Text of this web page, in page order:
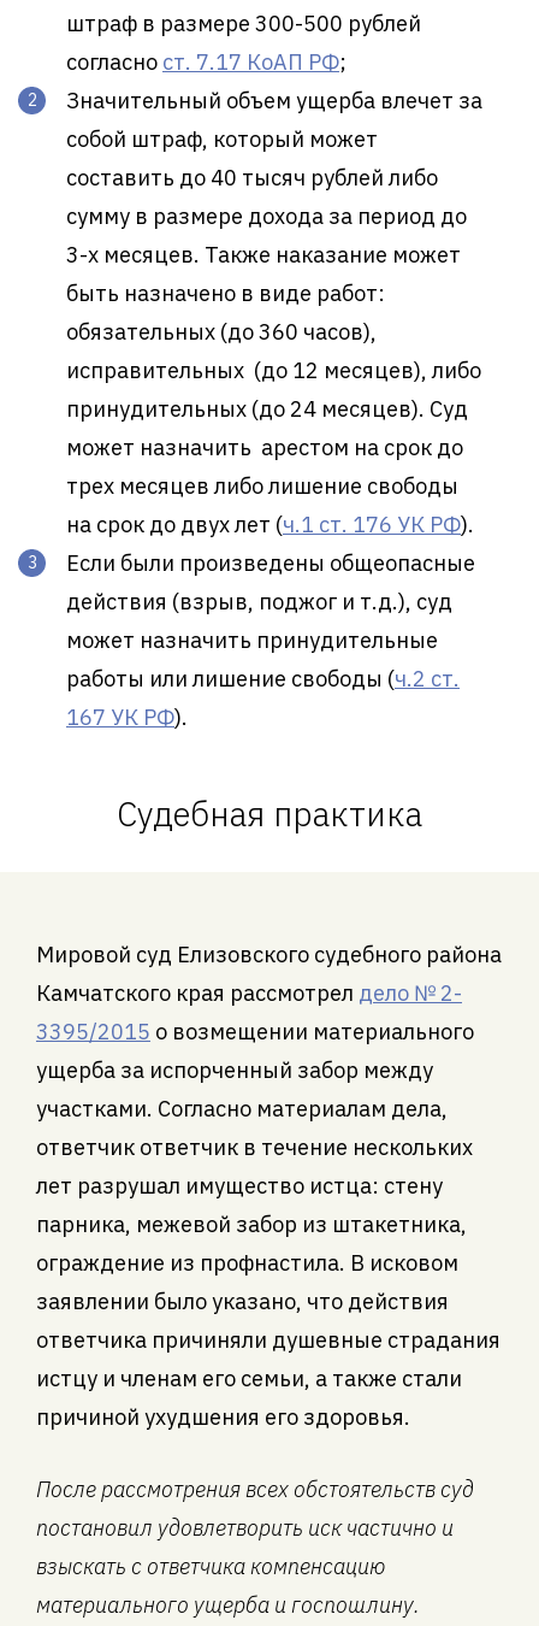
штраф в размере 300-500 рублей
согласно ст. 7.17 КоАП РФ;
Значительный объем ущерба влечет за
собой штраф, который может
составить до 40 тысяч рублей либо
сумму в размере дохода за период до
3-х месяцев. Также наказание может
быть назначено в виде работ:
обязательных (до 360 часов),
исправительных (до 12 месяцев), либо
принудительных (до 24 месяцев). Суд
может назначить арестом на срок до
трех месяцев либо лишение свободы
на срок до двух лет (ч.1 ст. 176 УК РФ).
Если были произведены общеопасные
действия (взрыв, поджог и т.д.), суд
может назначить принудительные
работы или лишение свободы (ч.2 ст.
167 УК РФ).
Судебная практика
Мировой суд Елизовского судебного района
Камчатского края рассмотрел дело № 2-
3395/2015 о возмещении материального
ущерба за испорченный забор между
участками. Согласно материалам дела,
ответчик ответчик в течение нескольких
лет разрушал имущество истца: стену
парника, межевой забор из штакетника,
ограждение из профнастила. В исковом
заявлении было указано, что действия
ответчика причиняли душевные страдания
истцу и членам его семьи, а также стали
причиной ухудшения его здоровья.
После рассмотрения всех обстоятельств суд
постановил удовлетворить иск частично и
взыскать с ответчика компенсацию
материального ущерба и госпошлину.